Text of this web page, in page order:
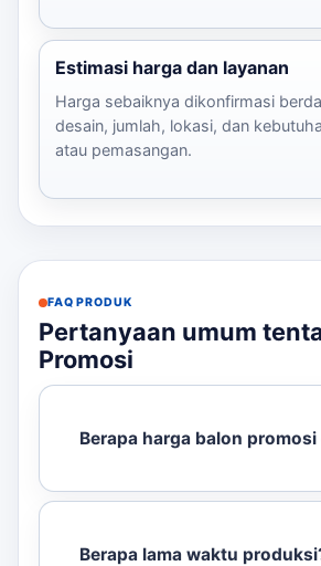
Estimasi harga dan layanan
Harga sebaiknya dikonfirmasi
desain, jumlah, lokasi, dan
atau pemasangan.
FAQ PRODUK
Pertanyaan umum
Promosi
Berapa harga balon
Berapa lama waktu